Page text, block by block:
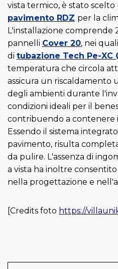
vista termico, è stato scelto
pavimento RDZ per la
L'installazione comprende
pannelli Cover 20, nei
di tubazione Tech Pe-XC
temperatura che circola
assicura un riscaldamento
degli ambienti durante
condizioni ideali per il
contribuendo a contenere
Essendo il sistema
pavimento, risulta
da pulire. L'assenza di
a vista ha inoltre
nella progettazione e
[Credits foto https://